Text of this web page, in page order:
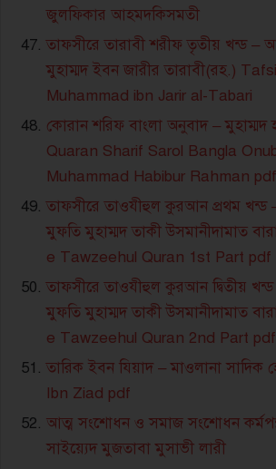
জুলফিকার আহমদকিসমতী
তাফসীরে তারাবী শরীফ তৃতীয় খন্ড –
মুহাম্মদ ইবন জারীর তারাবী(রহ.)
Muhammad ibn Jarir al-Tabari
কোরান শরিফ বাংলা অনুবাদ – মুহাম্মদ
Quaran Sharif Sarol Bangla
Muhammad Habibur Rahman pdf
তাফসীরে তাওযীহুল কুরআন প্রথম খন্ড
মুফতি মুহাম্মদ তাকী উসমানীদামাত
e Tawzeehul Quran 1st Part pdf
তাফসীরে তাওযীহুল কুরআন দ্বিতীয়
মুফতি মুহাম্মদ তাকী উসমানীদামাত
e Tawzeehul Quran 2nd Part pdf
তারিক ইবন যিয়াদ – মাওলানা
Ibn Ziad pdf
আত্ম সংশোধন ও সমাজ সংশোধন
সাইয়্যেদ মুজতাবা মুসাভী লারী